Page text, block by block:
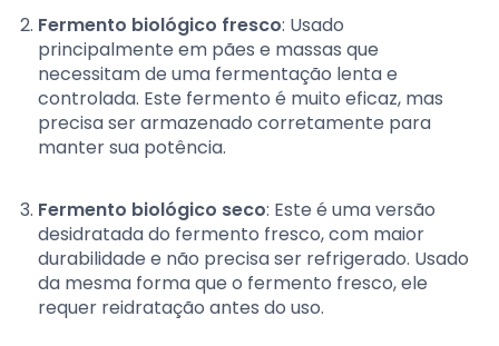
Fermento biológico fresco: Usado
principalmente em pães e massas que
necessitam de uma fermentação lenta e
controlada. Este fermento é muito eficaz, mas
precisa ser armazenado corretamente para
manter sua potência.
Fermento biológico seco: Este é uma versão
desidratada do fermento fresco, com maior
durabilidade e não precisa ser refrigerado. Usado
da mesma forma que o fermento fresco, ele
requer reidratação antes do uso.